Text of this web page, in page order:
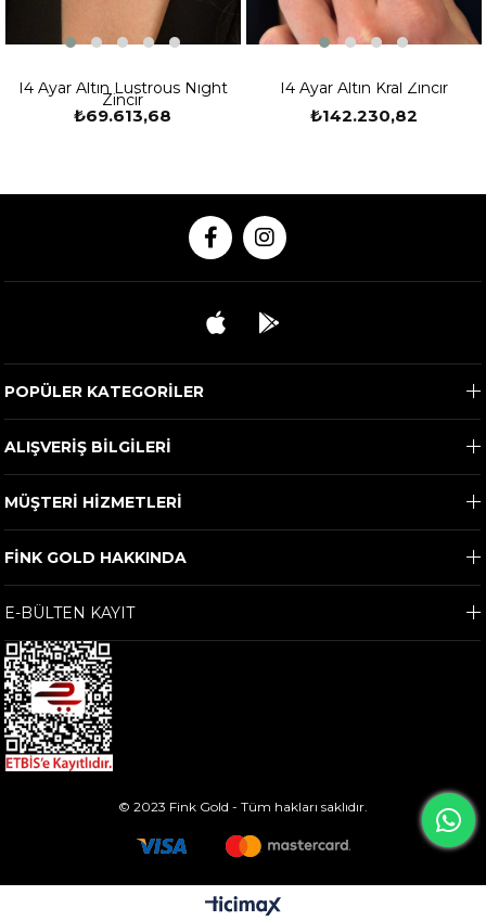
14 Ayar Altın Lustrous Night
Zincir
₺69.613,68
14 Ayar Altın Kral Zincir
₺142.230,82
POPÜLER KATEGORİLER
ALIŞVERİŞ BİLGİLERİ
MÜŞTERİ HİZMETLERİ
FİNK GOLD HAKKINDA
E-BÜLTEN KAYIT
© 2023 Fink Gold - Tüm hakları saklıdır.